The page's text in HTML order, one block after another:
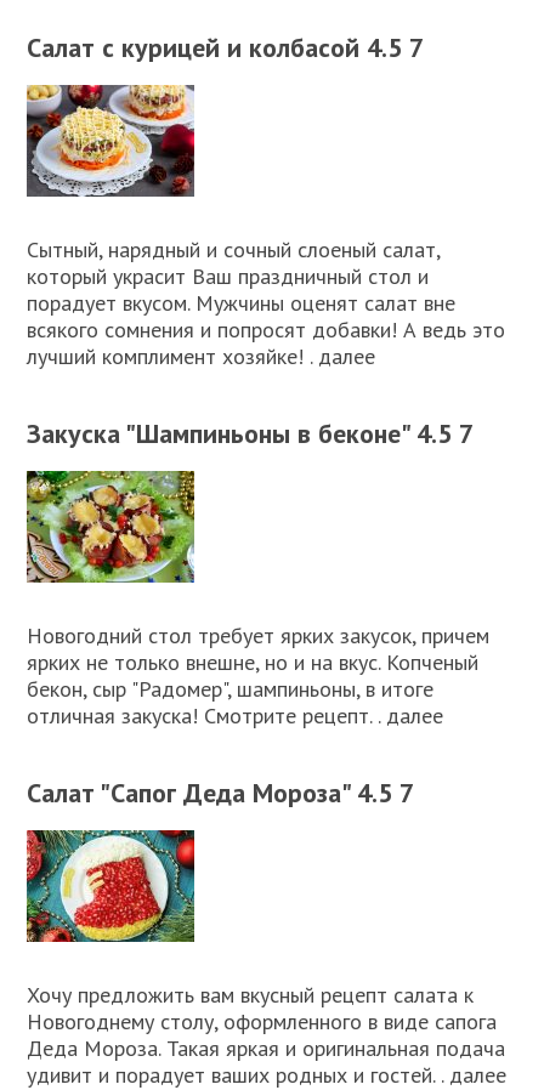
Салат с курицей и колбасой 4.5 7
Сытный, нарядный и сочный слоеный салат,
который украсит Ваш праздничный стол и
порадует вкусом. Мужчины оценят салат вне
всякого сомнения и попросят добавки! А ведь это
лучший комплимент хозяйке! . далее
Закуска "Шампиньоны в беконе" 4.5 7
Новогодний стол требует ярких закусок, причем
ярких не только внешне, но и на вкус. Копченый
бекон, сыр "Радомер", шампиньоны, в итоге
отличная закуска! Смотрите рецепт. . далее
Салат "Сапог Деда Мороза" 4.5 7
Хочу предложить вам вкусный рецепт салата к
Новогоднему столу, оформленного в виде сапога
Деда Мороза. Такая яркая и оригинальная подача
удивит и порадует ваших родных и гостей. . далее